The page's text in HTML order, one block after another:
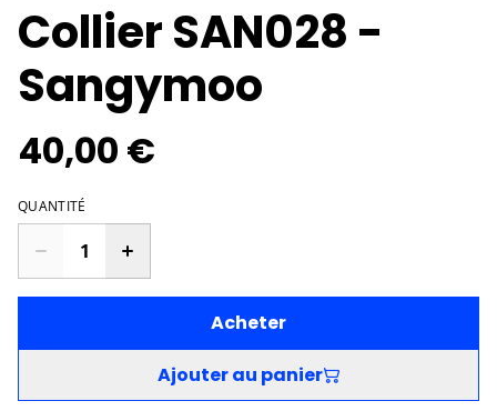
Collier SAN028 -
Sangymoo
40,00 €
QUANTITÉ
Acheter
Ajouter au panier